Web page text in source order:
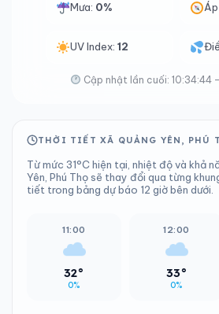
Mưa: 0%
UV Index: 12
Cập nhật lần cuối:
THỜI TIẾT XÃ QUẢNG YÊN, PHÚ
Từ mức 31°C hiện tại, nhiệt độ và khả
Yên, Phú Thọ sẽ thay đổi qua từng
tiết trong bảng dự báo 12 giờ bên dưới.
11:00
32°
0%
12:00
33°
0%